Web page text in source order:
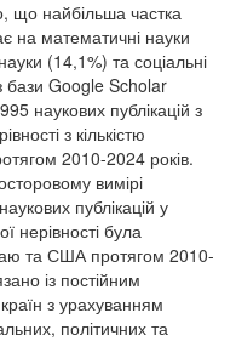
що найбільша частка
на математичні науки
(14,1%) та соціальні
бази Google Scholar
наукових публікацій з
з кількістю
2010-2024 років.
вимірі
публікацій у
нерівності була
та США протягом 2010-
із постійним
з урахуванням
політичних та